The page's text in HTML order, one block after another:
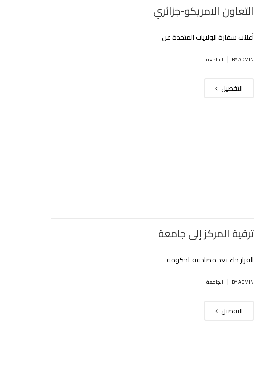
التعاون الامريكو-جزائري
أعلنت سفارة الولايات المتحدة عن
BY ADMIN الجامعة
التفصيل
ترقية المركز إلى جامعة
القرار جاء بعد مصادقة الحكومة
BY ADMIN الجامعة
التفصيل